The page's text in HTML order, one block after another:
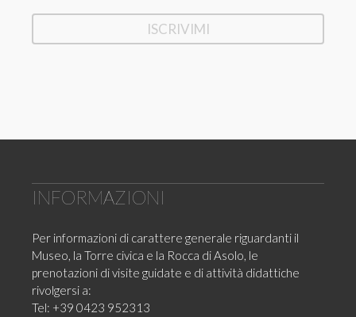
INFORMAZIONI
Per informazioni di carattere generale riguardanti il
Museo, la Torre civica e la Rocca di Asolo, le
prenotazioni di visite guidate e di attività didattiche
rivolgersi a:
Tel: +39 0423 952313